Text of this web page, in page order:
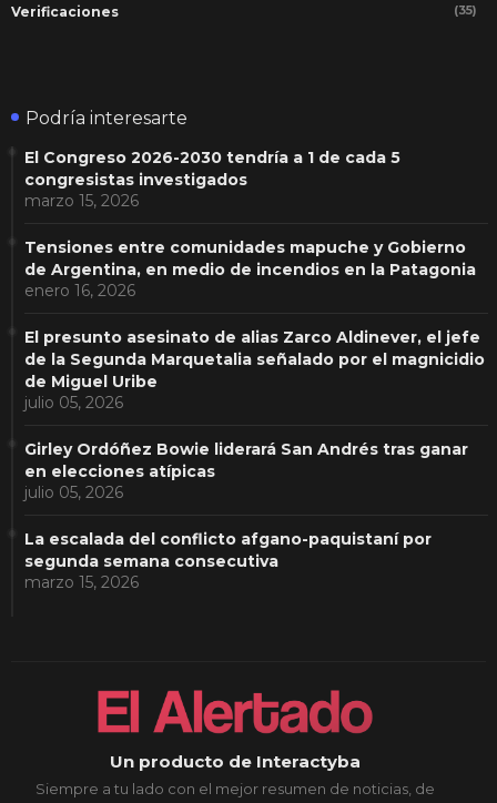
Verificaciones (35)
Podría interesarte
El Congreso 2026-2030 tendría a 1 de cada 5
congresistas investigados
marzo 15, 2026
Tensiones entre comunidades mapuche y Gobierno
de Argentina, en medio de incendios en la Patagonia
enero 16, 2026
El presunto asesinato de alias Zarco Aldinever, el jefe
de la Segunda Marquetalia señalado por el magnicidio
de Miguel Uribe
julio 05, 2026
Girley Ordóñez Bowie liderará San Andrés tras ganar
en elecciones atípicas
julio 05, 2026
La escalada del conflicto afgano-paquistaní por
segunda semana consecutiva
marzo 15, 2026
Un producto de Interactyba
Siempre a tu lado con el mejor resumen de noticias, de